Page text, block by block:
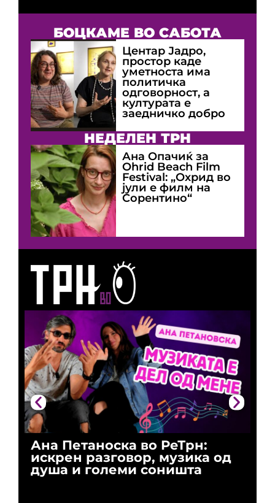
Ана Петаноска во РеТрн:
искрен разговор, музика од
душа и големи соништа
БОЦКАМЕ ВО САБОТА
Центар Јадро,
простор каде
уметноста има
политичка
одговорност, а
културата е
заедничко добро
НЕДЕЛЕН ТРН
Ана Опачиќ за
Оhrid Beach Film
Festival: „Охрид во
јули е филм на
Сорентино“